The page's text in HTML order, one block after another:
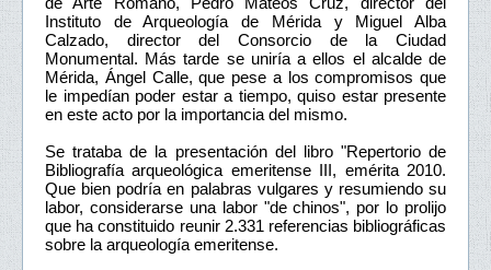
Instituto de Arqueología de Mérida y Miguel Alba
Calzado, director del Consorcio de la Ciudad
Monumental. Más tarde se uniría a ellos el alcalde de
Mérida, Ángel Calle, que pese a los compromisos que
le impedían poder estar a tiempo, quiso estar presente
en este acto por la importancia del mismo.
Se trataba de la presentación del libro "Repertorio de
Bibliografía arqueológica emeritense III, emérita 2010.
Que bien podría en palabras vulgares y resumiendo su
labor, considerarse una labor "de chinos", por lo prolijo
que ha constituido reunir 2.331 referencias bibliográficas
sobre la arqueología emeritense.